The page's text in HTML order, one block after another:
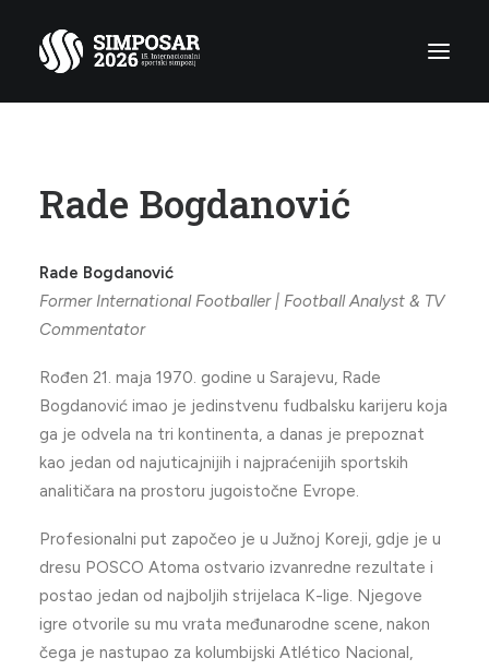
Simposar
Učesnici
Multimedija
Search
Cart
Rade Bogdanović
Rade Bogdanović
Former International Footballer | Football Analyst & TV
Commentator
Rođen 21. maja 1970. godine u Sarajevu, Rade
Bogdanović imao je jedinstvenu fudbalsku karijeru koja
ga je odvela na tri kontinenta, a danas je prepoznat
kao jedan od najuticajnijih i najpraćenijih sportskih
analitičara na prostoru jugoistočne Evrope.
Profesionalni put započeo je u Južnoj Koreji, gdje je u
dresu POSCO Atoma ostvario izvanredne rezultate i
postao jedan od najboljih strijelaca K-lige. Njegove
igre otvorile su mu vrata međunarodne scene, nakon
čega je nastupao za kolumbijski Atlético Nacional,